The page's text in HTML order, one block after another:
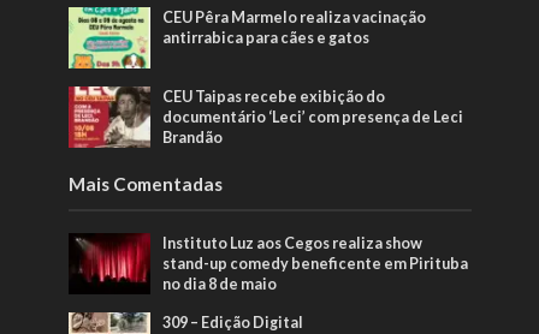
CEU Pêra Marmelo realiza vacinação
antirrabica para cães e gatos
CEU Taipas recebe exibição do
documentário ‘Leci’ com presença de Leci
Brandão
Mais Comentadas
Instituto Luz aos Cegos realiza show
stand-up comedy beneficente em Pirituba
no dia 8 de maio
309 – Edição Digital